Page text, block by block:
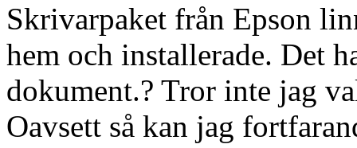
Skrivarpaket från Epson
hem och installerade. Det
dokument.? Tror inte jag
Oavsett så kan jag